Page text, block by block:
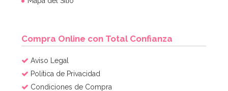
Compra Online con Total Confianza
Aviso Legal
Política de Privacidad
Condiciones de Compra